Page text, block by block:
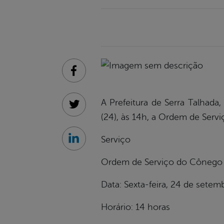
A Prefeitura de Serra
(24), às 14h, a Ordem de
Serviço
Ordem de Serviço do Cônego
Data: Sexta-feira, 24 de
Horário: 14 horas
Facebook
Twitter
Linkedin